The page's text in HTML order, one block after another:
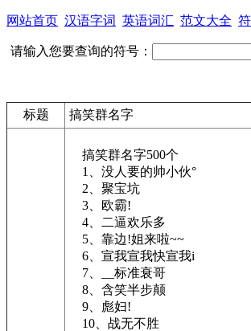
网站首页 汉语字词 英语词汇 范文大全
请输入您要查询的符号：
标题 搞笑群名字
搞笑群名字500个
1、没人要的帅小伙°
2、聚宝坑
3、欧霸!
4、二逼欢乐多
5、靠边!姐来啦~~
6、宣我宣我快宣我i
7、__标准衰哥
8、含笑半步颠
9、彪妇!
10、战无不胜